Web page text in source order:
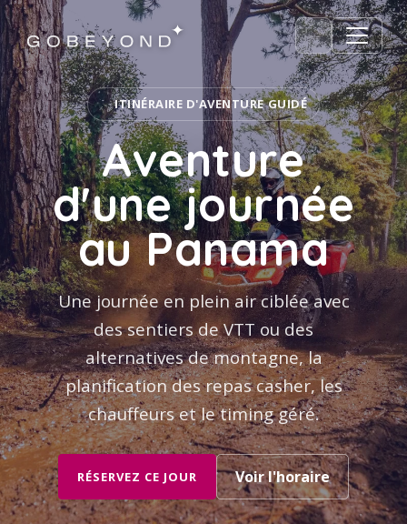
ITINÉRAIRE D'AVENTURE GUIDÉ
Aventure
d'une journée
au Panama
Une journée en plein air ciblée avec
des sentiers de VTT ou des
alternatives de montagne, la
planification des repas casher, les
chauffeurs et le timing géré.
RÉSERVEZ CE JOUR Voir l'horaire